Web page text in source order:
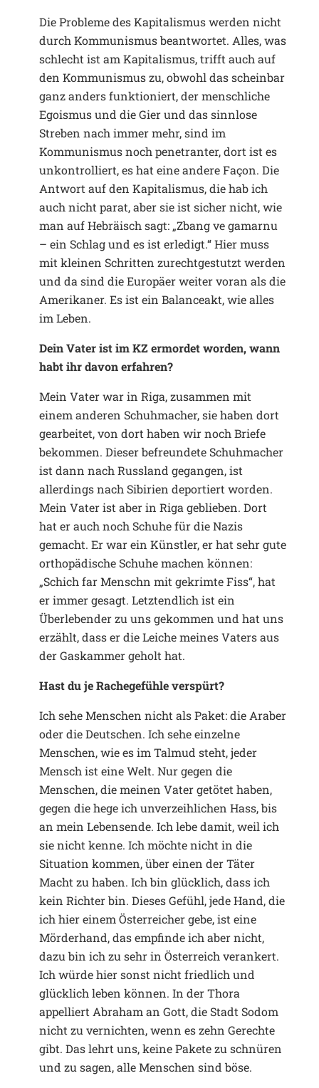
Die Probleme des Kapitalismus werden nicht
durch Kommunismus beantwortet. Alles, was
schlecht ist am Kapitalismus, trifft auch auf
den Kommunismus zu, obwohl das scheinbar
ganz anders funktioniert, der menschliche
Egoismus und die Gier und das sinnlose
Streben nach immer mehr, sind im
Kommunismus noch penetranter, dort ist es
unkontrolliert, es hat eine andere Façon. Die
Antwort auf den Kapitalismus, die hab ich
auch nicht parat, aber sie ist sicher nicht, wie
man auf Hebräisch sagt: „Zbang ve gamarnu
– ein Schlag und es ist erledigt.“ Hier muss
mit kleinen Schritten zurechtgestutzt werden
und da sind die Europäer weiter voran als die
Amerikaner. Es ist ein Balanceakt, wie alles
im Leben.
Dein Vater ist im KZ ermordet worden, wann
habt ihr davon erfahren?
Mein Vater war in Riga, zusammen mit
einem anderen Schuhmacher, sie haben dort
gearbeitet, von dort haben wir noch Briefe
bekommen. Dieser befreundete Schuhmacher
ist dann nach Russland gegangen, ist
allerdings nach Sibirien deportiert worden.
Mein Vater ist aber in Riga geblieben. Dort
hat er auch noch Schuhe für die Nazis
gemacht. Er war ein Künstler, er hat sehr gute
orthopädische Schuhe machen können:
„Schich far Menschn mit gekrimte Fiss“, hat
er immer gesagt. Letztendlich ist ein
Überlebender zu uns gekommen und hat uns
erzählt, dass er die Leiche meines Vaters aus
der Gaskammer geholt hat.
Hast du je Rachegefühle verspürt?
Ich sehe Menschen nicht als Paket: die Araber
oder die Deutschen. Ich sehe einzelne
Menschen, wie es im Talmud steht, jeder
Mensch ist eine Welt. Nur gegen die
Menschen, die meinen Vater getötet haben,
gegen die hege ich unverzeihlichen Hass, bis
an mein Lebensende. Ich lebe damit, weil ich
sie nicht kenne. Ich möchte nicht in die
Situation kommen, über einen der Täter
Macht zu haben. Ich bin glücklich, dass ich
kein Richter bin. Dieses Gefühl, jede Hand, die
ich hier einem Österreicher gebe, ist eine
Mörderhand, das empfinde ich aber nicht,
dazu bin ich zu sehr in Österreich verankert.
Ich würde hier sonst nicht friedlich und
glücklich leben können. In der Thora
appelliert Abraham an Gott, die Stadt Sodom
nicht zu vernichten, wenn es zehn Gerechte
gibt. Das lehrt uns, keine Pakete zu schnüren
und zu sagen, alle Menschen sind böse.